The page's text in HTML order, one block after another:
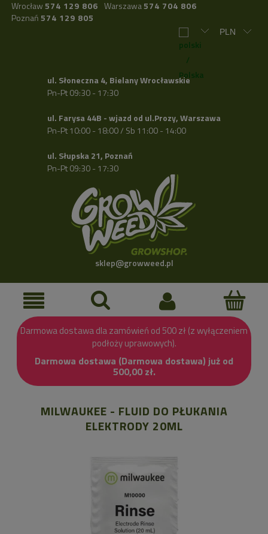
Wrocław 574 129 806 Warszawa574 704 806
Poznań 574 129 805
ul. Słoneczna 4, Bielany Wrocławskie
Pn-Pt 09:30 - 17:30
ul. Farysa 44B - wjazd od ul.Prozy, Warszawa
Pn-Pt 10:00 - 18:00 / Sb 11:00 - 14:00
ul. Słupska 21, Poznań
Pn-Pt 09:30 - 17:30
sklep@growweed.pl
Darmowa dostawa dla zamówień od 500 zł (z wyłączeniem
podłoży uprawowych).
Darmowa dostawa (Darmowa dostawa) już od
500,00 zł.
MILWAUKEE - FLUID DO PŁUKANIA
ELEKTRODY 20ML